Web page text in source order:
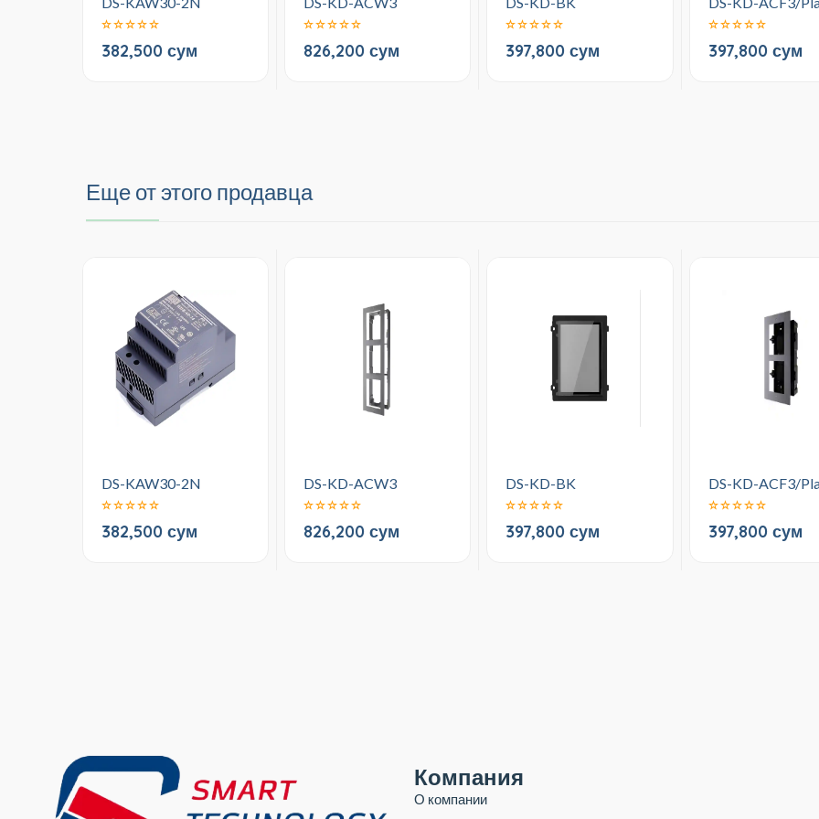
382,500 сум 826,200 сум 397,800 сум 397,800 сум
Еще от этого продавца
DS-KAW30-2N
382,500 сум
DS-KD-ACW3
826,200 сум
DS-KD-BK
397,800 сум
DS-KD-ACF3/
397,800 сум
Компания
О компании